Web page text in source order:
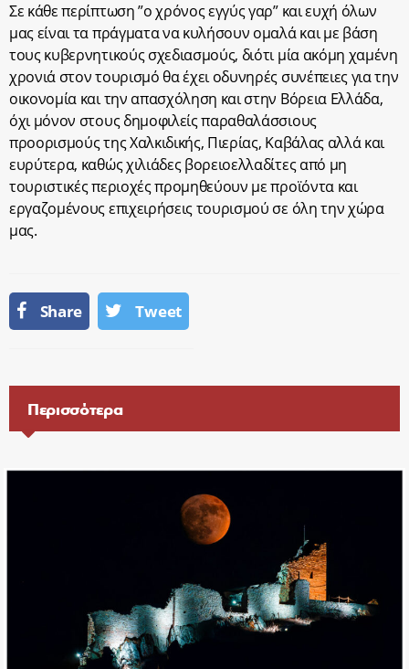
Σε κάθε περίπτωση ”ο χρόνος εγγύς γαρ” και ευχή όλων
μας είναι τα πράγματα να κυλήσουν ομαλά και με βάση
τους κυβερνητικούς σχεδιασμούς, διότι μία ακόμη χαμένη
χρονιά στον τουρισμό θα έχει οδυνηρές συνέπειες για την
οικονομία και την απασχόληση και στην Βόρεια Ελλάδα,
όχι μόνον στους δημοφιλείς παραθαλάσσιους
προορισμούς της Χαλκιδικής, Πιερίας, Καβάλας αλλά και
ευρύτερα, καθώς χιλιάδες βορειοελλαδίτες από μη
τουριστικές περιοχές προμηθεύουν με προϊόντα και
εργαζομένους επιχειρήσεις τουρισμού σε όλη την χώρα
μας.
Share Tweet
Περισσότερα